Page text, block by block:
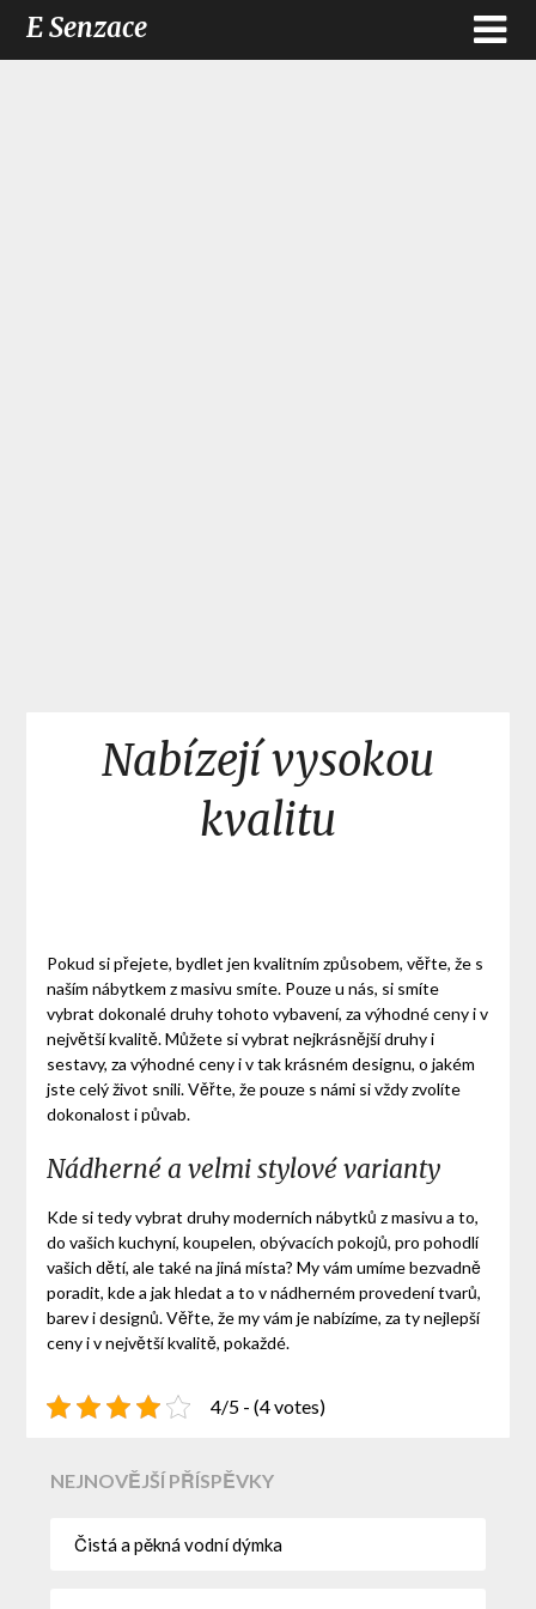
E Senzace
Nabízejí vysokou
kvalitu
Pokud si přejete, bydlet jen kvalitním způsobem, věřte, že s
naším nábytkem z masivu smíte. Pouze u nás, si smíte
vybrat dokonalé druhy tohoto vybavení, za výhodné ceny i v
největší kvalitě. Můžete si vybrat nejkrásnější druhy i
sestavy, za výhodné ceny i v tak krásném designu, o jakém
jste celý život snili. Věřte, že pouze s námi si vždy zvolíte
dokonalost i půvab.
Nádherné a velmi stylové varianty
Kde si tedy vybrat druhy moderních nábytků z masivu a to,
do vašich kuchyní, koupelen, obývacích pokojů, pro pohodlí
vašich dětí, ale také na jiná místa? My vám umíme bezvadně
poradit, kde a jak hledat a to v nádherném provedení tvarů,
barev i designů. Věřte, že my vám je nabízíme, za ty nejlepší
ceny i v největší kvalitě, pokaždé.
4/5 - (4 votes)
NEJNOVĚJŠÍ PŘÍSPĚVKY
Čistá a pěkná vodní dýmka